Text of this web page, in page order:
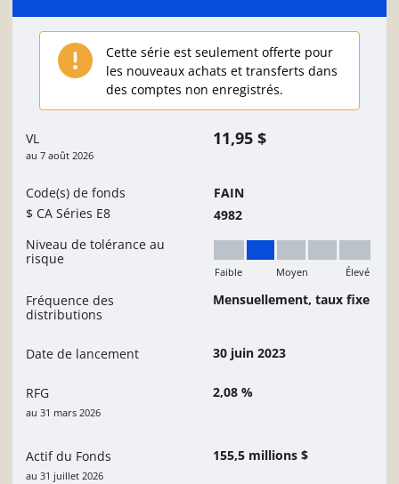
Cette série est seulement offerte pour
les nouveaux achats et transferts dans
des comptes non enregistrés.
VL
au 7 août 2026
11,95 $
Code(s) de fonds
$ CA Séries E8
FAIN
4982
Niveau de tolérance au
risque
Faible à moyen
Faible Moyen Élevé
Fréquence des
distributions
Mensuellement, taux fixe
Date de lancement 30 juin 2023
RFG
au 31 mars 2026
2,08 %
Actif du Fonds
au 31 juillet 2026
155,5 millions $